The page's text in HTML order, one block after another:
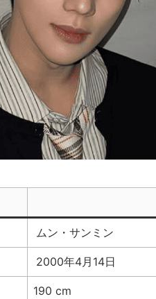
ムン・サンミン
2000年4月14日
190 cm